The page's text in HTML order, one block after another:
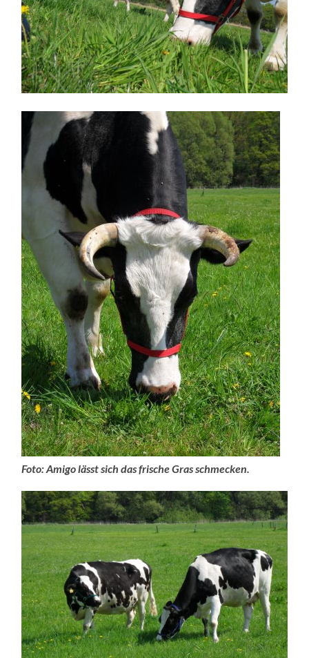
Foto: Amigo lässt sich das frische Gras schmecken.